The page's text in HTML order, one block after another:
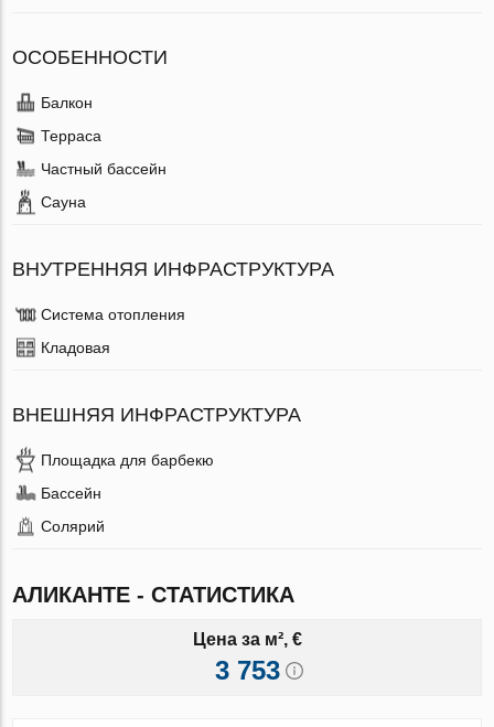
ОСОБЕННОСТИ
Балкон
Терраса
Частный бассейн
Сауна
ВНУТРЕННЯЯ ИНФРАСТРУКТУРА
Система отопления
Кладовая
ВНЕШНЯЯ ИНФРАСТРУКТУРА
Площадка для барбекю
Бассейн
Солярий
АЛИКАНТЕ - СТАТИСТИКА
Цена за м², €
3 753